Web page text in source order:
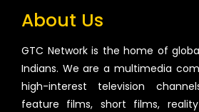
About Us
GTC Network is the home of
Indians. We are a multimedia
high-interest television
feature films, short films,